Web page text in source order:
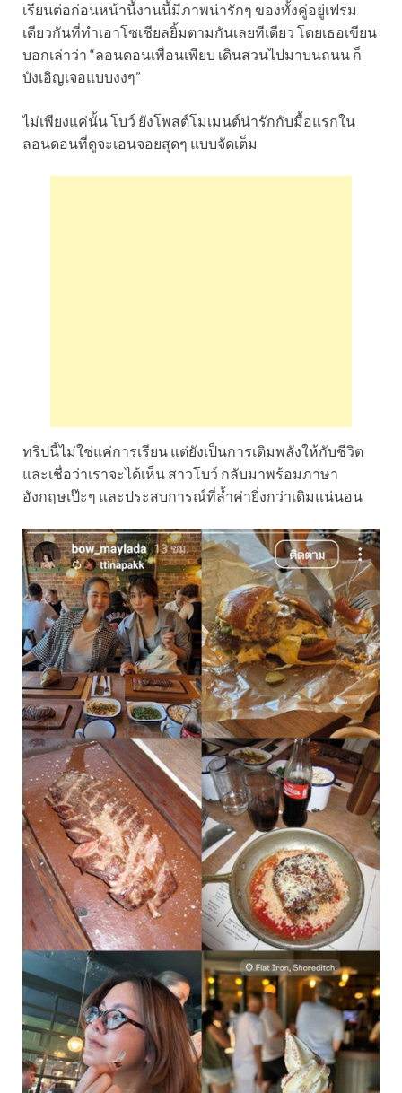
เรียนต่อก่อนหน้านี้งานนี้มีภาพน่ารักๆ ของทั้งคู่อยู่เฟรม
เดียวกันที่ทำเอาโซเชียลยิ้มตามกันเลยทีเดียว โดยเธอเขียน
บอกเล่าว่า “ลอนดอนเพื่อนเพียบ เดินสวนไปมาบนถนน ก็
บังเอิญเจอแบบงงๆ”
ไม่เพียงแค่นั้น โบว์ ยังโพสต์โมเมนต์น่ารักกับมื้อแรกใน
ลอนดอนที่ดูจะเอนจอยสุดๆ แบบจัดเต็ม
ทริปนี้ไม่ใช่แค่การเรียน แต่ยังเป็นการเติมพลังให้กับชีวิต
และเชื่อว่าเราจะได้เห็น สาวโบว์ กลับมาพร้อมภาษา
อังกฤษเป๊ะๆ และประสบการณ์ที่ล้ำค่ายิ่งกว่าเดิมแน่นอน